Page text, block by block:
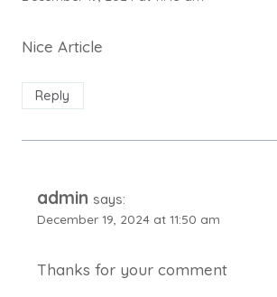
Nice Article
Reply
admin says:
December 19, 2024 at 11:50 am
Thanks for your comment